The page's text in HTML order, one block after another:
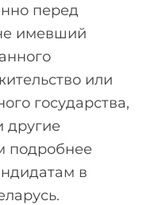
перед
имевший
или
государства,
другие
подробнее
в